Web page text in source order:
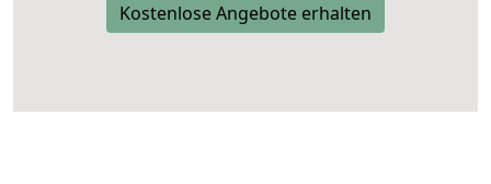
Kostenlose Angebote erhalten